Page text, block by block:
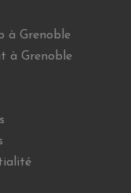
à Grenoble
à Grenoble